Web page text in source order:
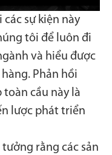
sự kiện này
tôi để luôn đi
và hiểu được
Phản hồi
cầu này là
lược phát triển
rằng các sản